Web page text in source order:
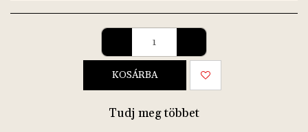
KOSÁRBA
Tudj meg többet